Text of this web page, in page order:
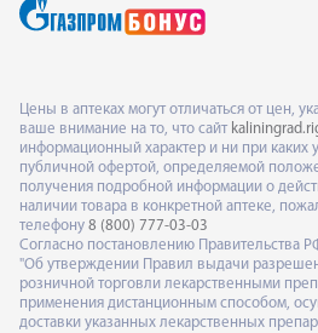
Цены в аптеках могут отличаться от цен,
ваше внимание на то, что сайт
информационный характер и ни при каких
публичной офертой, определяемой
получения подробной информации о
наличии товара в конкретной аптеке,
телефону 8 (800) 777-03-03
Согласно постановлению Правительства
"Об утверждении Правил выдачи
розничной торговли лекарственными
применения дистанционным способом,
доставки указанных лекарственных